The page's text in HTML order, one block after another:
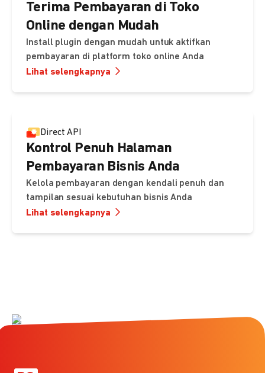
Terima Pembayaran di Toko
Online dengan Mudah
Install plugin dengan mudah untuk aktifkan
pembayaran di platform toko online Anda
Lihat selengkapnya
Direct API
Kontrol Penuh Halaman
Pembayaran Bisnis Anda
Kelola pembayaran dengan kendali penuh dan
tampilan sesuai kebutuhan bisnis Anda
Lihat selengkapnya